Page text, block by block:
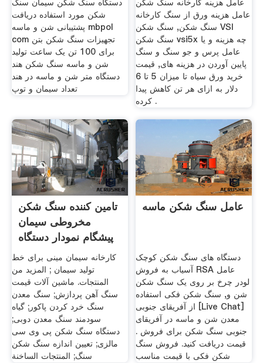
دستگاه سنگ شکن سیمان سنگ
شکن مورد استفاده دریافت
پشتیبانی شن و ماسه mbpol
com تجهیزات سنگ شکن بتن
برای 100 تن یک ساعت تولید
شن و ماسه سنگ شکن هند
دستگاه متر شن و ماسه در هند
تعداد سیمان و توپ
عامل هزینه کارخانه سنگ شکن
عامل هزینه ورق از سنگ کارخانه
سنگ شکن, سنگ شکن VSI
سنگ شکن vsi5x چه هزینه و یا
عامل پرس و جو سنگ و سنگ
پایین آوردن در هزینه های, قیمت
خرید ورق سیاه تا میزان 5 تا 6
دلار به ازای هر تن کاهش پیدا
کرده .
تامین کننده سنگ شکن
مخروطی سیمان
پیشگام نمودار دستگاه
کارخانه سیمان مینی برای خط
تولید سیمان ; المزيد من
المنتجات. ماشین آلات قیمت
سنگ آهن پردازش; سنگ معدن
سنگ خرد کردن پاکور; گیاه
سودمند سنگ معدن دوبی;
دستگاه سنگ شکن پی وی سی
مالزی; تعیین اندازه سنگ شکن
سنگ; المنتجات الساخنة
عامل سنگ شکن ماسه
دستگاه های سنگ شکن کوچک
آسیاب به فروش RSA عامل
لودر چرخ بر روی یک سنگ شکن
شن و, سنگ شکن فکی استفاده
از آفریقای جنوبی [Live Chat]
معدن شن و ماسه در آفریقای
جنوبی سنگ شکن برای فروش .
قیمت دریافت کنید. فروش سنگ
شکن فکی با قیمت مناسب